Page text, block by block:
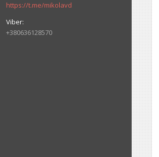
https://t.me/mikolavd
+380636128570